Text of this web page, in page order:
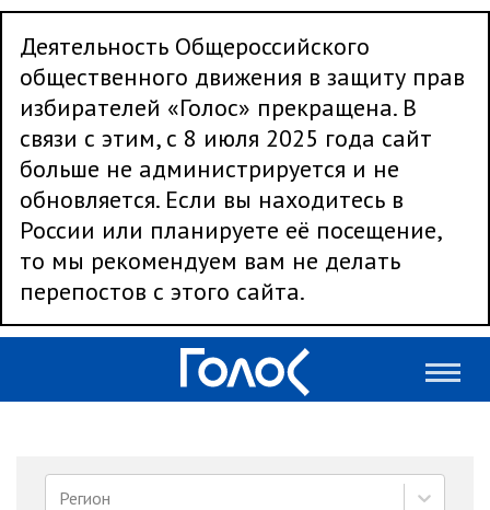
Деятельность Общероссийского
общественного движения в защиту прав
избирателей «Голос» прекращена. В
связи с этим, с 8 июля 2025 года сайт
больше не администрируется и не
обновляется. Если вы находитесь в
России или планируете её посещение,
то мы рекомендуем вам не делать
перепостов с этого сайта.
Регион